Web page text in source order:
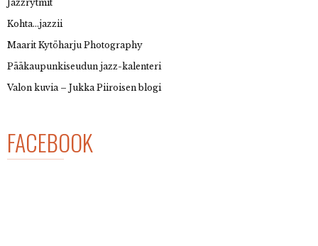
Jazzrytmit
Kohta…jazzii
Maarit Kytöharju Photography
Pääkaupunkiseudun jazz-kalenteri
Valon kuvia – Jukka Piiroisen blogi
FACEBOOK